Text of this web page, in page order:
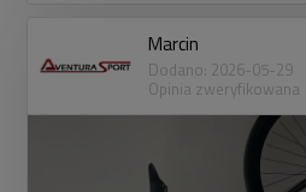
Marcin
Dodano: 2026-05-29
Opinia zweryfikowana